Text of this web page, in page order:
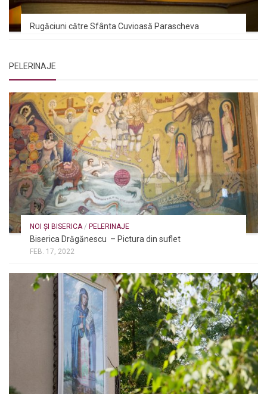
Rugăciuni către Sfânta Cuvioasă Parascheva
PELERINAJE
NOI ȘI BISERICA / PELERINAJE
Biserica Drăgănescu – Pictura din suflet
FEB. 17, 2022